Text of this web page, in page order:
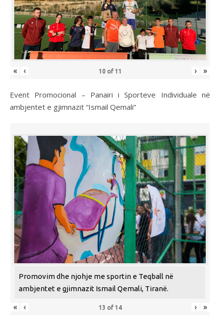
« ‹ 10of 11 › »
Event Promocional – Panairi i Sporteve Individuale në
ambjentet e gjimnazit “Ismail Qemali”
Promovim dhe njohje me sportin e Teqball në
ambjentet e gjimnazit Ismail Qemali, Tiranë.
« ‹ 13 of 14 › »